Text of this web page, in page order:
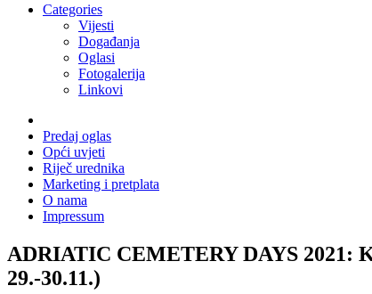
Categories
Vijesti
Događanja
Oglasi
Fotogalerija
Linkovi
Predaj oglas
Opći uvjeti
Riječ urednika
Marketing i pretplata
O nama
Impressum
ADRIATIC CEMETERY DAYS 2021:
29.-30.11.)